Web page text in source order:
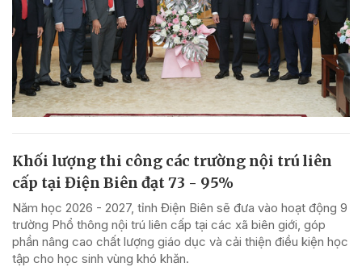
Khối lượng thi công các trường nội trú liên
cấp tại Điện Biên đạt 73 - 95%
Năm học 2026 - 2027, tỉnh Điện Biên sẽ đưa vào hoạt động 9
trường Phổ thông nội trú liên cấp tại các xã biên giới, góp
phần nâng cao chất lượng giáo dục và cải thiện điều kiện học
tập cho học sinh vùng khó khăn.